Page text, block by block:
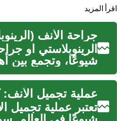
اقرأ المزيد
جراحة الأنف
الرينوبلاستي أو
شيوعًا، وتجمع بين
...
عملية تجميل
تعتبر عملية تجميل